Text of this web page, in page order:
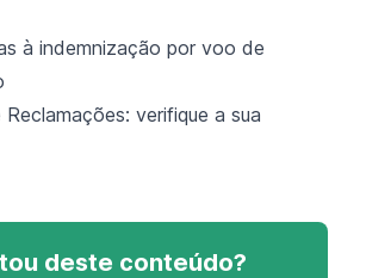
à indemnização por voo de
verifique a sua
deste conteúdo?